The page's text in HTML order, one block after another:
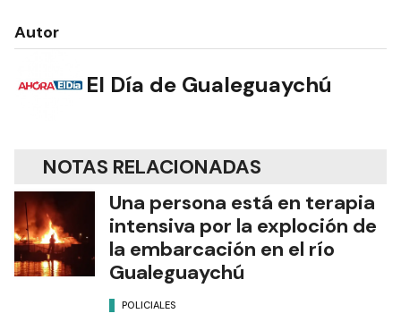
Autor
El Día de Gualeguaychú
NOTAS RELACIONADAS
Una persona está en terapia
intensiva por la exploción de
la embarcación en el río
Gualeguaychú
POLICIALES